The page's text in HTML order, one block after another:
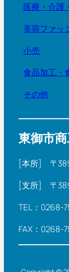
医療・介護
美容ファッ
小売
食品加工・
その他
東御市
[本所] 〒
[支所] 〒
TEL：0268-
FAX：0268-